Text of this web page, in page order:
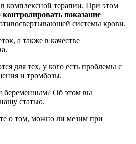
в комплексной терапии. При этом
показание
системы крови.
а также в качестве
для тех, у кого есть проблемы с
и тромбозы.
Об этом вы
статью.
о том, можно ли мезим при